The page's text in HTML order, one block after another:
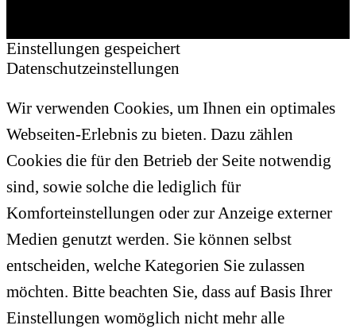
Einstellungen gespeichert
Datenschutzeinstellungen
Wir verwenden Cookies, um Ihnen ein optimales
Webseiten-Erlebnis zu bieten. Dazu zählen
Cookies die für den Betrieb der Seite notwendig
sind, sowie solche die lediglich für
Komforteinstellungen oder zur Anzeige externer
Medien genutzt werden. Sie können selbst
entscheiden, welche Kategorien Sie zulassen
möchten. Bitte beachten Sie, dass auf Basis Ihrer
Einstellungen womöglich nicht mehr alle